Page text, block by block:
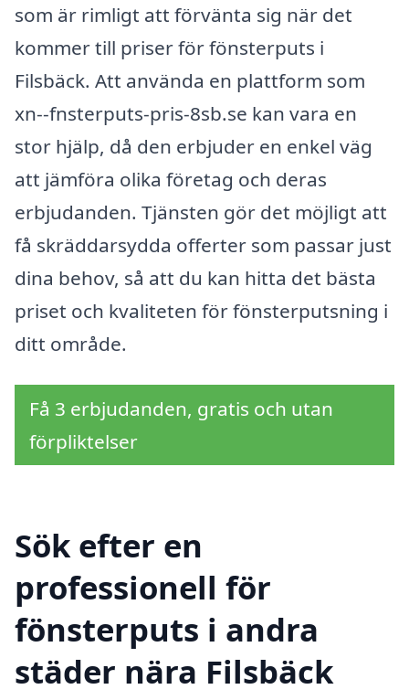
som är rimligt att förvänta sig när det
kommer till priser för fönsterputs i
Filsbäck. Att använda en plattform som
xn--fnsterputs-pris-8sb.se kan vara en
stor hjälp, då den erbjuder en enkel väg
att jämföra olika företag och deras
erbjudanden. Tjänsten gör det möjligt att
få skräddarsydda offerter som passar just
dina behov, så att du kan hitta det bästa
priset och kvaliteten för fönsterputsning i
ditt område.
Få 3 erbjudanden, gratis och utan
förpliktelser
Sök efter en
professionell för
fönsterputs i andra
städer nära Filsbäck